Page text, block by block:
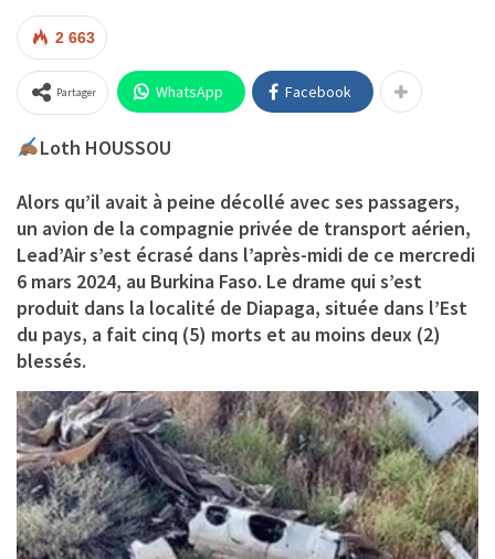
2 663
Partager WhatsApp Facebook
Loth HOUSSOU
Alors qu’il avait à peine décollé avec ses passagers,
un avion de la compagnie privée de transport aérien,
Lead’Air s’est écrasé dans l’après-midi de ce mercredi
6 mars 2024, au Burkina Faso. Le drame qui s’est
produit dans la localité de Diapaga, située dans l’Est
du pays, a fait cinq (5) morts et au moins deux (2)
blessés.